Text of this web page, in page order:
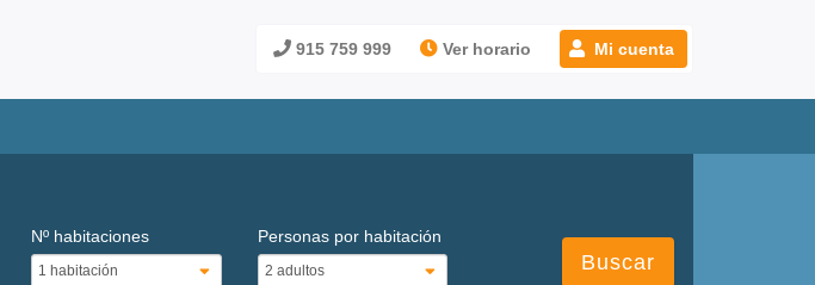
915 759 999 Ver horario Mi cuenta
Nº habitaciones Personas por habitación
Buscar